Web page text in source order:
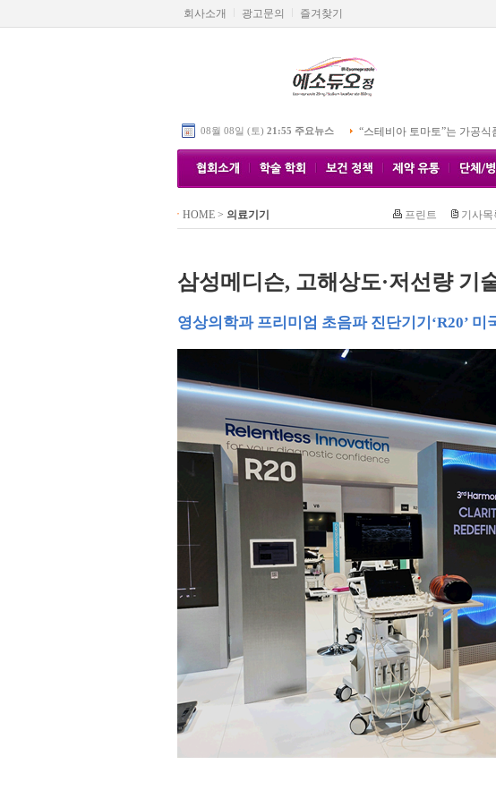
회사소개 광고문의 즐겨찾기
08월 08일 (토) 21:55 주요뉴스 “스테비아 토마토”는 가공식
HOME> 의료기기 프린트 기사목
삼성메디슨, 고해상도·저선량 기
영상의학과 프리미엄 초음파 진단기기‘R20’ 미